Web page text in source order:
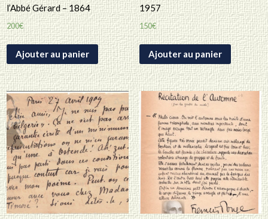
l’Abbé Gérard – 1864
200€
Ajouter au panier
1957
150€
Ajouter au panier